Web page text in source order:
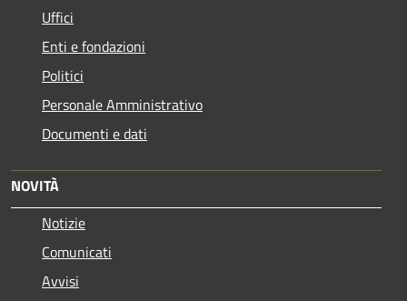
Uffici
Enti e fondazioni
Politici
Personale Amministrativo
Documenti e dati
NOVITÀ
Notizie
Comunicati
Avvisi